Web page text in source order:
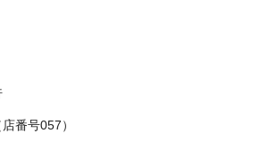
番号057）